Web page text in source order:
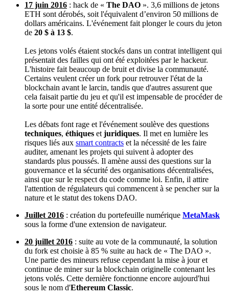
17 juin 2016 : hack de « The DAO ». 3,6 millions de jetons
ETH sont dérobés, soit l'équivalent d’environ 50 millions de
dollars américains. L'événement fait plonger le cours du jeton
de 20 $ à 13 $.
Les jetons volés étaient stockés dans un contrat intelligent qui
présentait des failles qui ont été exploitées par le hackeur.
L'histoire fait beaucoup de bruit et divise la communauté.
Certains veulent créer un fork pour retrouver l'état de la
blockchain avant le larcin, tandis que d'autres assurent que
cela faisait partie du jeu et qu'il est impensable de procéder de
la sorte pour une entité décentralisée.
Les débats font rage et l'événement soulève des questions
techniques, éthiques et juridiques. Il met en lumière les
risques liés aux smart contracts et la nécessité de les faire
auditer, amenant les projets qui suivent à adopter des
standards plus poussés. Il amène aussi des questions sur la
gouvernance et la sécurité des organisations décentralisées,
ainsi que sur le respect du code comme loi. Enfin, il attire
l'attention de régulateurs qui commencent à se pencher sur la
nature et le statut des tokens DAO.
Juillet 2016 : création du portefeuille numérique MetaMask
sous la forme d'une extension de navigateur.
20 juillet 2016 : suite au vote de la communauté, la solution
du fork est choisie à 85 % suite au hack de « The DAO ».
Une partie des mineurs refuse cependant la mise à jour et
continue de miner sur la blockchain originelle contenant les
jetons volés. Cette dernière fonctionne encore aujourd'hui
sous le nom d'Ethereum Classic.